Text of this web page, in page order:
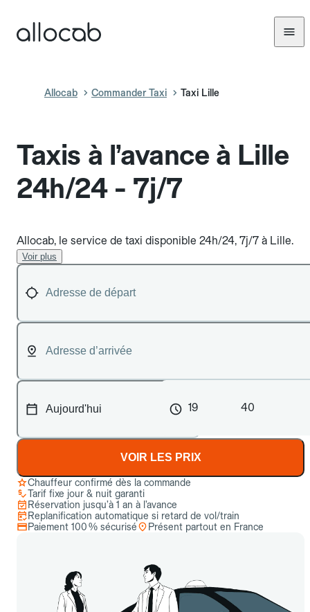
Allocab Commander Taxi Taxi Lille
Taxis à l’avance à Lille
24h/24 - 7j/7
Allocab, le service de taxi disponible 24h/24, 7j/7 à Lille.
Voir plus
19 40
VOIR LES PRIX
Chauffeur confirmé dès la commande
Tarif fixe jour & nuit garanti
Réservation jusqu’à 1 an à l’avance
Replanification automatique si retard de vol/train
Paiement 100 % sécurisé
Présent partout en France